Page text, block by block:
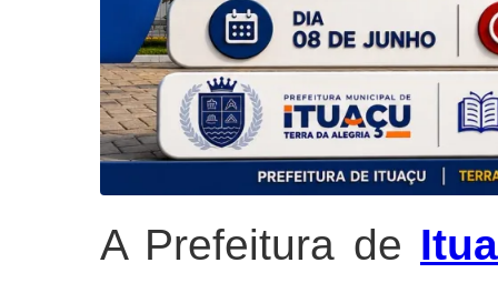
A Prefeitura de